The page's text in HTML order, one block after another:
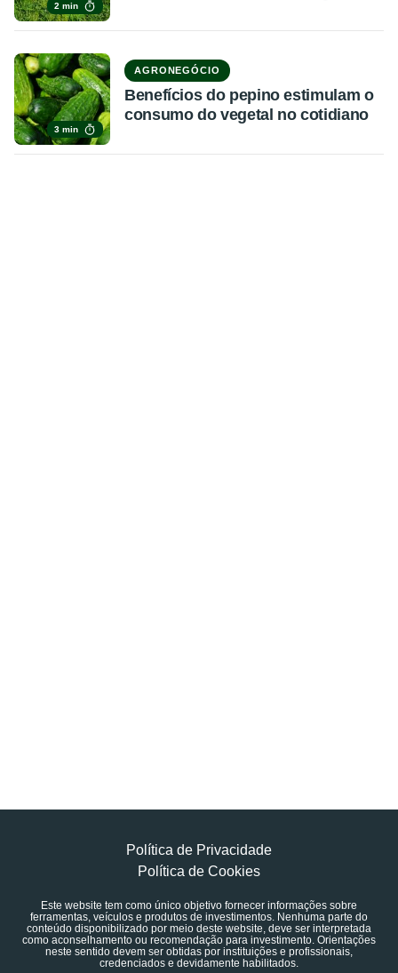
2 min
3 min
AGRONEGÓCIO
Benefícios do pepino estimulam o
consumo do vegetal no cotidiano
Política de Privacidade
Política de Cookies
Este website tem como único objetivo fornecer informações sobre
ferramentas, veículos e produtos de investimentos. Nenhuma parte do
conteúdo disponibilizado por meio deste website, deve ser interpretada
como aconselhamento ou recomendação para investimento. Orientações
neste sentido devem ser obtidas por instituições e profissionais,
credenciados e devidamente habilitados.